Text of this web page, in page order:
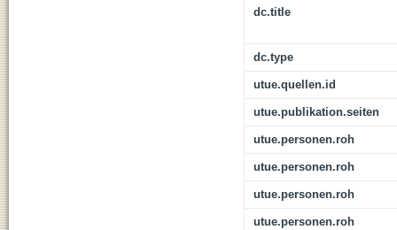
dc.title
dc.type
utue.quellen.id
utue.publikation.seiten
utue.personen.roh
utue.personen.roh
utue.personen.roh
utue.personen.roh